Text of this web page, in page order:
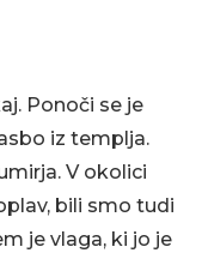
Ponoči se je
iz templja.
V okolici
bili smo tudi
je vlaga, ki jo je